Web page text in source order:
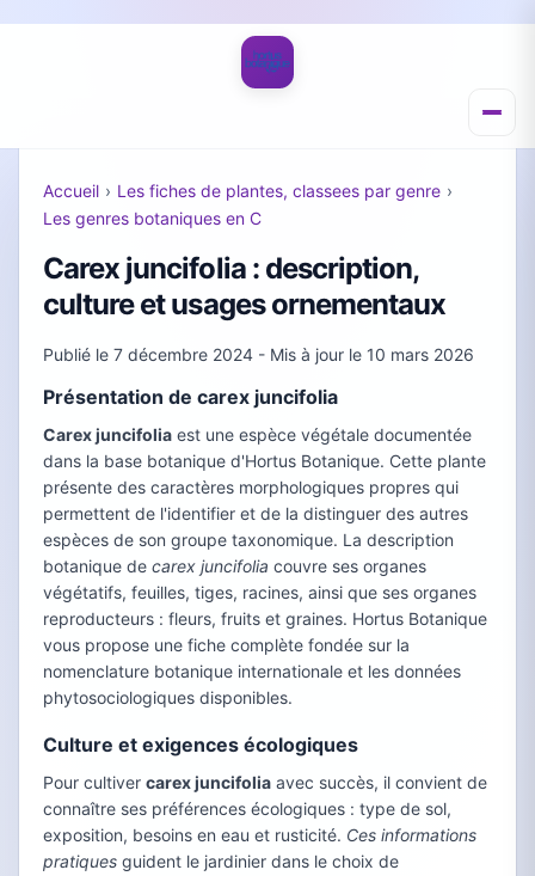
Accueil › Les fiches de plantes, classees par genre ›
Les genres botaniques en C
Carex juncifolia : description,
culture et usages ornementaux
Publié le 7 décembre 2024 - Mis à jour le 10 mars 2026
Présentation de carex juncifolia
Carex juncifolia est une espèce végétale documentée
dans la base botanique d'Hortus Botanique. Cette plante
présente des caractères morphologiques propres qui
permettent de l'identifier et de la distinguer des autres
espèces de son groupe taxonomique. La description
botanique de carex juncifolia couvre ses organes
végétatifs, feuilles, tiges, racines, ainsi que ses organes
reproducteurs : fleurs, fruits et graines. Hortus Botanique
vous propose une fiche complète fondée sur la
nomenclature botanique internationale et les données
phytosociologiques disponibles.
Culture et exigences écologiques
Pour cultiver carex juncifolia avec succès, il convient de
connaître ses préférences écologiques : type de sol,
exposition, besoins en eau et rusticité. Ces informations
pratiques guident le jardinier dans le choix de